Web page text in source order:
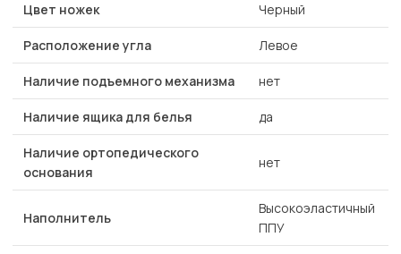
Цвет ножек Черный
Расположение угла Левое
Наличие подъемного механизма нет
Наличие ящика для белья да
Наличие ортопедического
основания
нет
Наполнитель
Высокоэластичный
ППУ